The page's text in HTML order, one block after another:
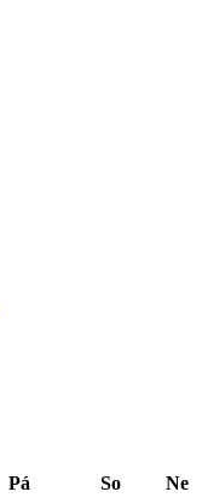
Pá So
Ne